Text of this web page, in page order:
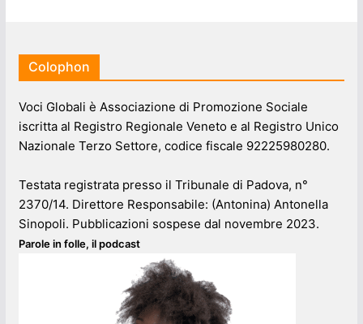
Colophon
Voci Globali è Associazione di Promozione Sociale
iscritta al Registro Regionale Veneto e al Registro Unico
Nazionale Terzo Settore, codice fiscale 92225980280.
Testata registrata presso il Tribunale di Padova, n°
2370/14. Direttore Responsabile: (Antonina) Antonella
Sinopoli. Pubblicazioni sospese dal novembre 2023.
Parole in folle, il podcast